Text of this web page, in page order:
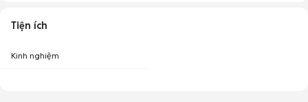
Tiện ích
Kinh nghiệm